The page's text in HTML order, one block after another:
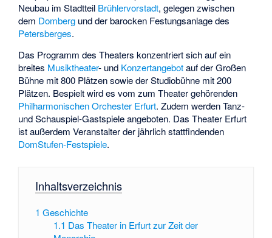
Neubau im Stadtteil Brühlervorstadt, gelegen zwischen
dem Domberg und der barocken Festungsanlage des
Petersberges.
Das Programm des Theaters konzentriert sich auf ein
breites Musiktheater- und Konzertangebotauf der Großen
Bühne mit 800 Plätzen sowie der Studiobühne mit 200
Plätzen. Bespielt wird es vom zum Theater gehörenden
Philharmonischen Orchester Erfurt. Zudem werden Tanz-
und Schauspiel-Gastspiele angeboten. Das Theater Erfurt
ist außerdem Veranstalter der jährlich stattfindenden
DomStufen-Festspiele.
Inhaltsverzeichnis
1 Geschichte
1.1 Das Theater in Erfurt zur Zeit der